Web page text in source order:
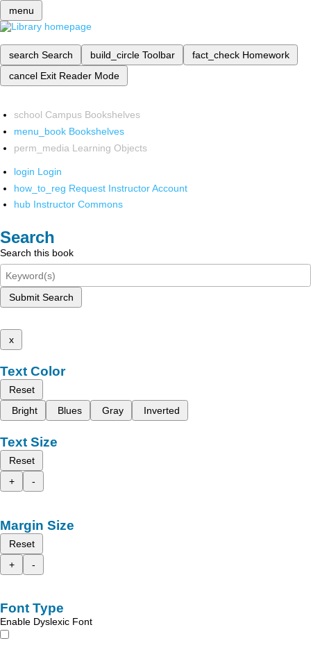
menu
search Search build_circle Toolbar fact_check Homework
cancel Exit Reader Mode
school Campus Bookshelves
menu_book Bookshelves
perm_media Learning Objects
login Login
how_to_reg Request Instructor Account
hub Instructor Commons
Search
Search this book
Submit Search
x
Text Color
Reset
Bright
Blues Gray Inverted
Text Size
Reset
+
-
Margin Size
Reset
+
-
Font Type
Enable Dyslexic Font